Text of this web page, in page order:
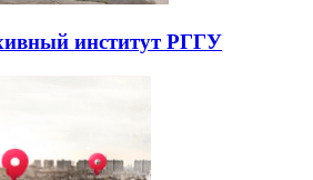
институт РГГУ